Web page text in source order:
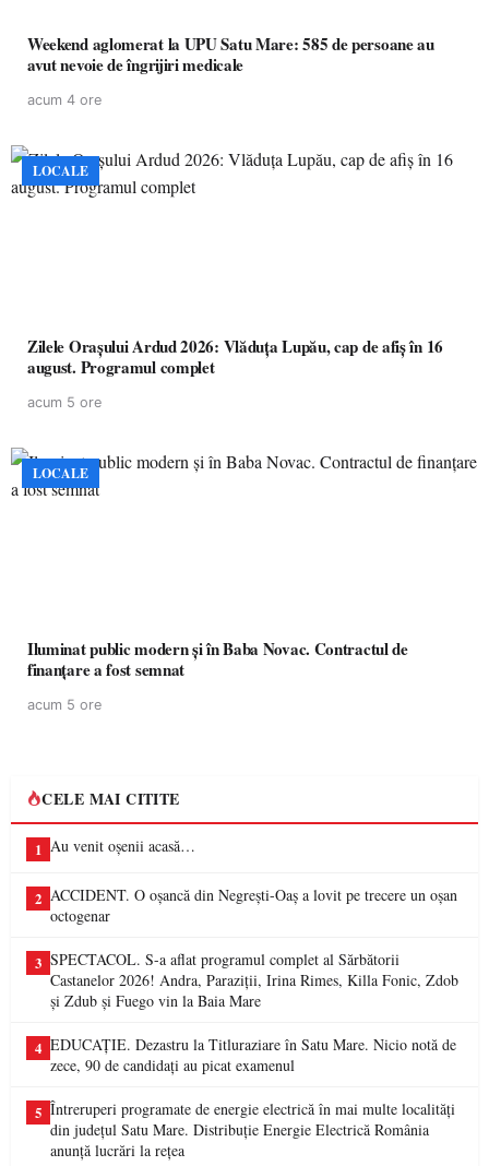
Weekend aglomerat la UPU Satu Mare: 585 de persoane au
avut nevoie de îngrijiri medicale
acum 4 ore
LOCALE
Zilele Orașului Ardud 2026: Vlăduța Lupău, cap de afiș în 16
august. Programul complet
acum 5 ore
LOCALE
Iluminat public modern și în Baba Novac. Contractul de
finanțare a fost semnat
acum 5 ore
CELE MAI CITITE
1 Au venit oșenii acasă…
2 ACCIDENT. O oșancă din Negrești-Oaș a lovit pe trecere un oșan
octogenar
3 SPECTACOL. S-a aflat programul complet al Sărbătorii
Castanelor 2026! Andra, Paraziții, Irina Rimes, Killa Fonic, Zdob
și Zdub și Fuego vin la Baia Mare
4 EDUCAȚIE. Dezastru la Titluraziare în Satu Mare. Nicio notă de
zece, 90 de candidați au picat examenul
5 Întreruperi programate de energie electrică în mai multe localități
din județul Satu Mare. Distribuție Energie Electrică România
anunță lucrări la rețea